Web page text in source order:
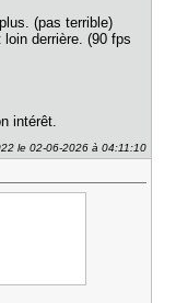
(pas terrible)
derrière. (90 fps
intérêt.
le 02-06-2026 à 04:11:10